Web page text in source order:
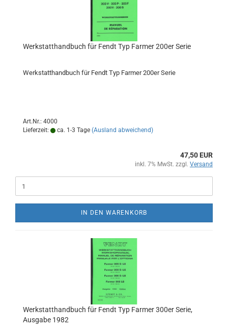
Werkstatthandbuch für Fendt Typ Farmer 200er Serie
Werkstatthandbuch für Fendt Typ Farmer 200er Serie
Art.Nr.: 4000
Lieferzeit:
ca. 1-3 Tage (Ausland abweichend)
47,50 EUR
inkl. 7% MwSt. zzgl. Versand
IN DEN WARENKORB
Werkstatthandbuch für Fendt Typ Farmer 300er Serie,
Ausgabe 1982